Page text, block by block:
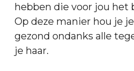
hebben die voor jou het
Op deze manier hou je
gezond ondanks alle
je haar.